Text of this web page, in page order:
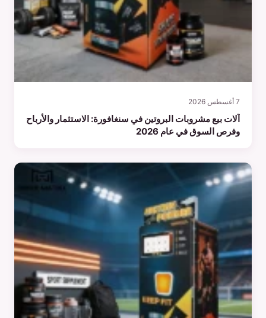
7 أغسطس 2026
آلات بيع مشروبات البروتين في سنغافورة: الاستثمار والأرباح
وفرص السوق في عام 2026